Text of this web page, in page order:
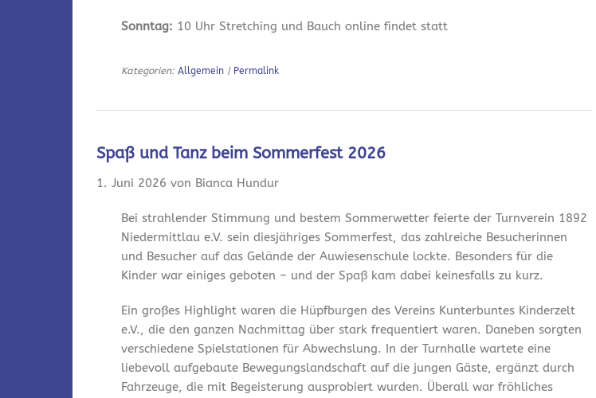
Sonntag: 10 Uhr Stretching und Bauch online findet statt
Kategorien:Allgemein | Permalink
Spaß und Tanz beim Sommerfest 2026
1. Juni 2026 von Bianca Hundur
Bei strahlender Stimmung und bestem Sommerwetter feierte der Turnverein 1892
Niedermittlau e.V. sein diesjähriges Sommerfest, das zahlreiche Besucherinnen
und Besucher auf das Gelände der Auwiesenschule lockte. Besonders für die
Kinder war einiges geboten – und der Spaß kam dabei keinesfalls zu kurz.
Ein großes Highlight waren die Hüpfburgen des Vereins Kunterbuntes Kinderzelt
e.V., die den ganzen Nachmittag über stark frequentiert waren. Daneben sorgten
verschiedene Spielstationen für Abwechslung. In der Turnhalle wartete eine
liebevoll aufgebaute Bewegungslandschaft auf die jungen Gäste, ergänzt durch
Fahrzeuge, die mit Begeisterung ausprobiert wurden. Überall war fröhliches